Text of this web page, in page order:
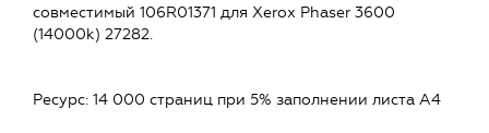
совместимый 106R01371 для Xerox Phaser 3600
(14000k) 27282.
Ресурс: 14 000 страниц при 5% заполнении листа А4